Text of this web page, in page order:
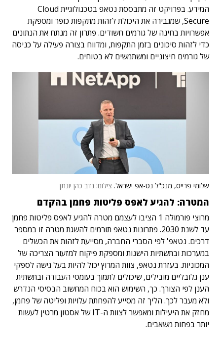
המידע. בפרויקט זה מתבססת נטאפ בטכנולוגיית Cloud
Secure, שמגבירה את היכולת לזהות מתקפות כופר ומספקת
אפשרויות בחינה של גורמים חשודים. פתרון זה מנתח את הנתונים
כדי לזהות סיכונים בזמן התקפות, ומדווח בצורה פעילה על כניסה
של גורמים חיצוניים ומשתמשים לא בטוחים.
שלומי פרייס, מנכ"ל נט-אפ ישראל. צילום: נדב כהן יונתן
המטרה: להגיע לאפס פליטות פחמן בהקדם
מרוצי פורמולה 1 הציבו לעצמם מטרה להגיע לאפס פליטות פחמן
עד לשנת 2030. פתרונות נטאפ תורמים להשגת מטרה זו במספר
דרכים. נטאפ' לפי הסברי החברה, מסייעת לזהות את הכשלים
במערכות ובתשתיות הישנות ומספקת פיקוח למזעור הצריכה של
המכוניות. בעזרת נטאפ, צוות המרוץ יכול להיות בעל גישה לספקי
ענן גלובליים מובילים, שיכולים לתמוך בעומסי העבודה ובתשתית
הענן לפי הצורך. כך, השימוש הוא בכוח המחשוב הבסיסי הנדרש
ולא מעבר לכך. הליך זה מסייע להפחתת עלויות ופליטה של פחמן,
מחזק את היעילות ומאפשר לצוות ה-IT של אסטון מרטין לעשות
יותר בפחות משאבים.